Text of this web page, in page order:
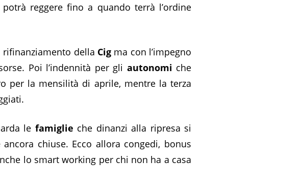
reggere fino a quando terrà l’ordine
della Cig ma con l’impegno
Poi l’indennità per gli autonomi che
per la mensilità di aprile, mentre la terza
le famiglie che dinanzi alla ripresa si
chiuse. Ecco allora congedi, bonus
lo smart working per chi non ha a casa